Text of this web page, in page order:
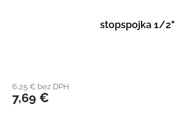
stopspojka 1/2"
6,25 € bez DPH
7,69 €